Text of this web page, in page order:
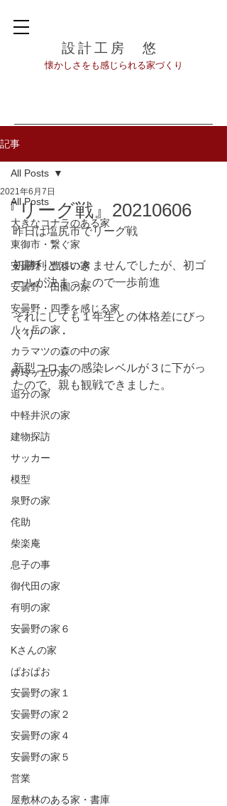
設計工房 悠
​懐かしさをも感じられる家づくり
記事
All Posts
大きなコナラのある家
東御市・繋ぐ家
安曇野・豊科の家
安曇野・田園の家
安曇野・四季を感じる家
八ヶ岳の家
カラマツの森の中の家
鈴玲ヶ丘の家
追分の家
中軽井沢の家
建物探訪
サッカー
模型
泉野の家
侘助
柴楽庵
息子の事
御代田の家
有明の家
安曇野の家６
Kさんの家
ぱおぱお
安曇野の家１
安曇野の家２
安曇野の家４
安曇野の家５
営業
屋敷林のある家・書庫
All Posts
『リーグ戦』20210606
2021年6月7日
昨日は塩尻市でリーグ戦
初勝利とはいきませんでしたが、初ゴ
ールが決まったので一歩前進
それにしても１年生との体格差にびっ
くり・・・
新型コロナの感染レベルが３に下がっ
たので、親も観戦できました。